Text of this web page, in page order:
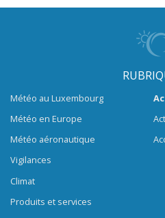
Météo au Luxembourg
Météo en Europe
Météo aéronautique
Vigilances
Climat
Produits et services